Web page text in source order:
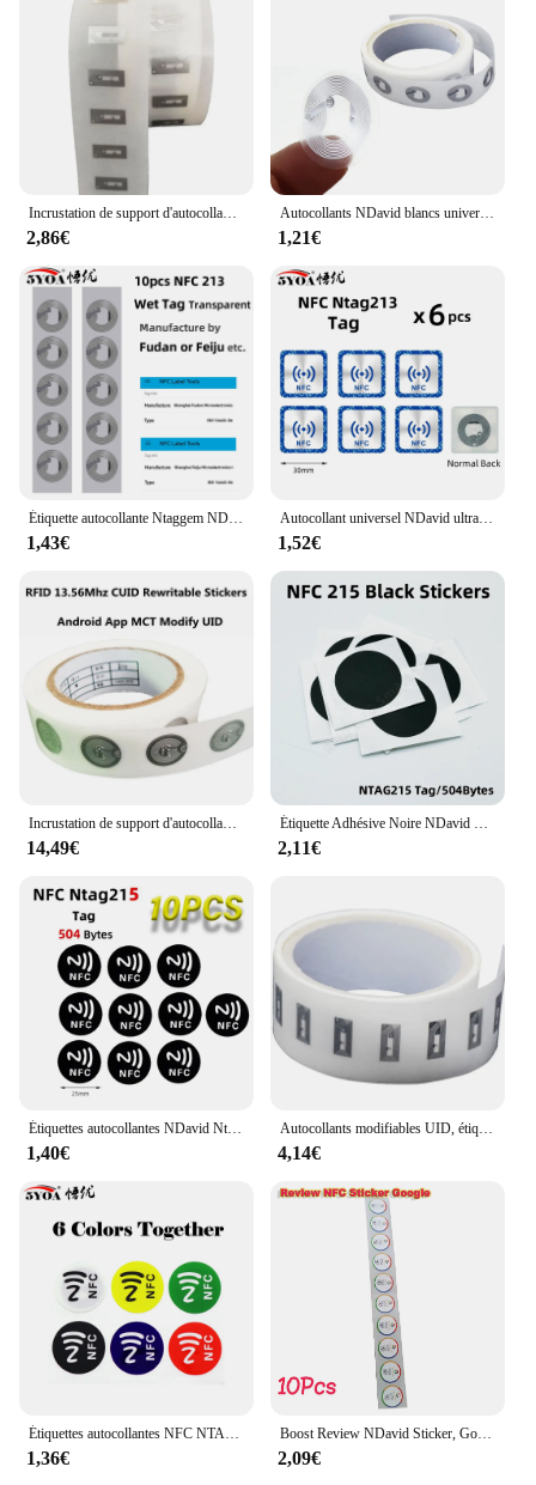
Incrustation de support d'autocollant NDavid, ID toxique, application Android, MCT, modifier UID, modifiable S50, 1K, étiquettes RFID 13.56MHz, nuits 0 ampa able, Laber Copy Clone
2,86€
Autocollants NDavid blancs universels, étiquettes RFID, toutes les étiquettes NDavid du matin, protocole ISO14443A13.56 MHz NTAG 213, 25mm, 10 pièces/uno
1,21€
Étiquette autocollante Ntaggem NDavid, 100 MHz, ISO14443A, RFID, disponible pour téléphone, 10 pièces, 13.56 pièces
1,43€
Autocollant universel NDavid ultraléger, étiquette Ntag 213 13.56MHz, jeton RFID, patrouille, Amiibo, etc., 6 pièces
1,52€
Incrustation de support d'autocollant RFID modifiable, ID toxique, secteur d'étiquette NDavid, 0 nuits, 0 UID réinscriptible pour NDavid, Andriod MCT Copy Clone, 13.56mhz, S50, 1K
14,49€
Étiquette Adhésive Noire NDavid 215, 13.56MHz, ISO14443A, 504 Octets, Autocollant Ntag 215, pour Tous les NDavid du Matin, RFID
2,11€
1,40€
Autocollants modifiables UID, étiquettes RFID réinscriptibles 13.56Mhz 1K S50 NDavid, carte de proximité pour copieur ampa er duplicateur copie
4,14€
1,36€
Boost Review NDavid Sticker, Google Review Sticker, Augmentez vos commentaires, Google Tap To Review Cards, NDavid Tag, 10 pièces, 50 pièces, 100 pièces
2,09€